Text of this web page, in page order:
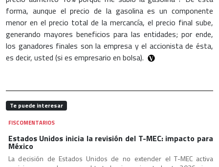
forma, aunque el precio de la gasolina es un componente
menor en el precio total de la mercancía, el precio final sube,
generando mayores beneficios para las entidades; por ende,
los ganadores finales son la empresa y el accionista de ésta,
es decir, usted (si es empresario en bolsa).
Te puede interesar
FISCOMENTARIOS
Estados Unidos inicia la revisión del T-MEC: impacto para
México
La decisión de Estados Unidos de no extender el T-MEC activa